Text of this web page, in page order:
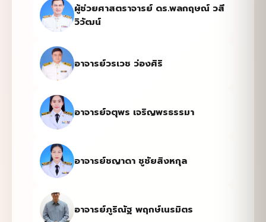
ผู้ช่วยศาสตราจารย์ ดร.พลกฤษณ์ วสี
วิวัฒน์
อาจารย์วรเวช ว่องศิริ
อาจารย์จตุพร เจริญพรธรรมา
อาจารย์ชญาดา ชูชัยสิงหกุล
อาจารย์ภูริณัฐ พฤกษ์เนรมิตร